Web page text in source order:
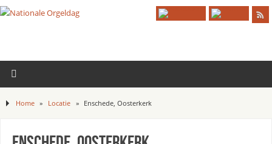
Home » Locatie » Enschede, Oosterkerk